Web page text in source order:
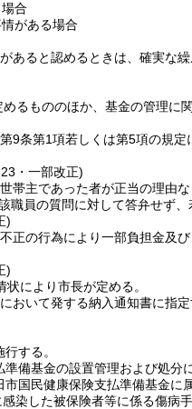
合
がある場合
あると認めるときは、確実な
めるもののほか、基金の管理に
9条第1項若しくは第5項の規
・一部改正)
帯主であった者が正当の理由
職員の質問に対して答弁せず
)
正の行為により一部負担金及
)
により市長が定める。
おいて発する納入通知書に指
する。
備基金の設置管理および処分
国民健康保険支払準備基金に
染した被保険者等に係る傷病